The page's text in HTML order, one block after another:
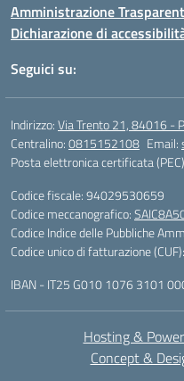
Amministrazione
Dichiarazione di
Seguici su:
Indirizzo:Via Trento 21, 84016 -
Centralino:0815152108 Email:
Posta elettronica certificata
Codice fiscale: 94029530659
Codice meccanografico:
Codice Indice delle Pubbliche
Codice unico di fatturazione
IBAN - IT25 G010 1076 3101
Hosting &
Concept &